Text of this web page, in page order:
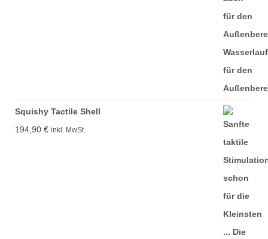
Squishy Tactile Shell
194,90 € inkl. MwSt.